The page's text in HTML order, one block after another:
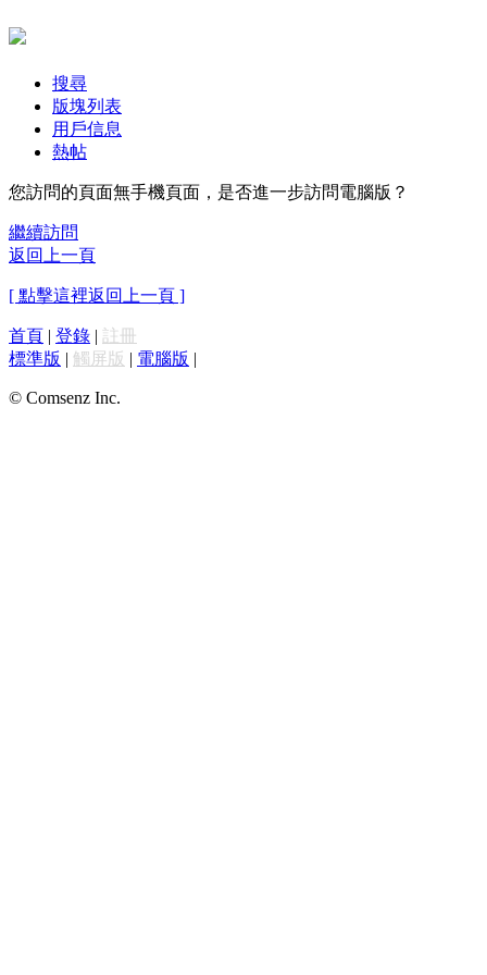
搜尋
版塊列表
用戶信息
熱帖
您訪問的頁面無手機頁面，是否進一步訪問電腦版？
繼續訪問
返回上一頁
[ 點擊這裡返回上一頁 ]
首頁 | 登錄 | 註冊
標準版 | 觸屏版 | 電腦版 |
© Comsenz Inc.